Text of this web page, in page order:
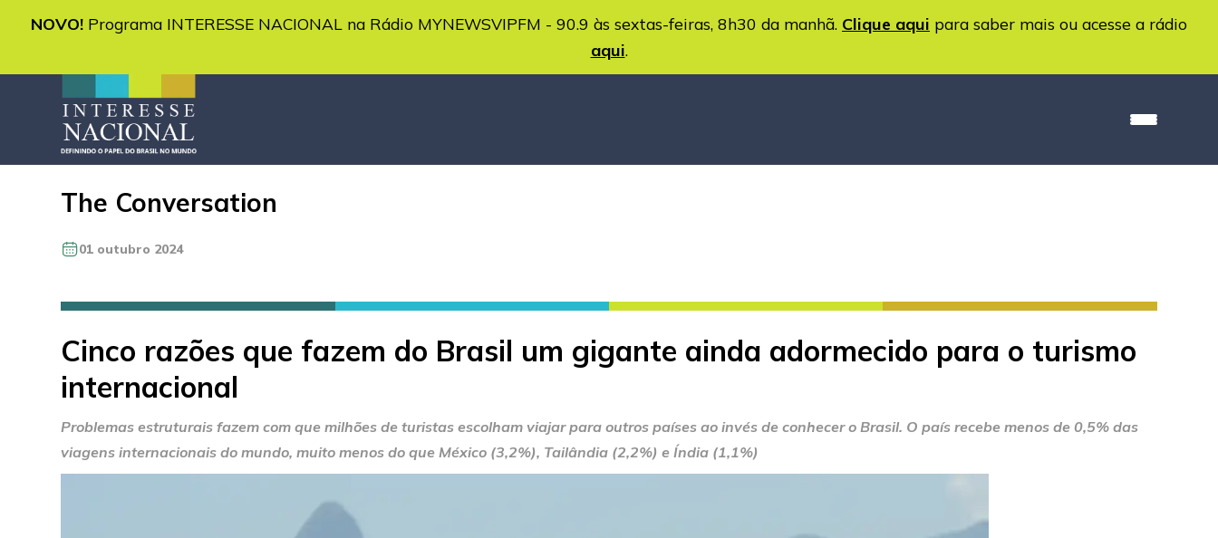
NOVO! Programa INTERESSE NACIONAL na Rádio MYNEWSVIPFM - 90.9 às sextas-feiras, 8h30 da manhã. Clique aqui para saber mais ou acesse a rádio
aqui.
The Conversation
01 outubro 2024
Cinco razões que fazem do Brasil um gigante ainda adormecido para o turismo
internacional
Problemas estruturais fazem com que milhões de turistas escolham viajar para outros países ao invés de conhecer o Brasil. O país recebe menos de 0,5% das
viagens internacionais do mundo, muito menos do que México (3,2%), Tailândia (2,2%) e Índia (1,1%)